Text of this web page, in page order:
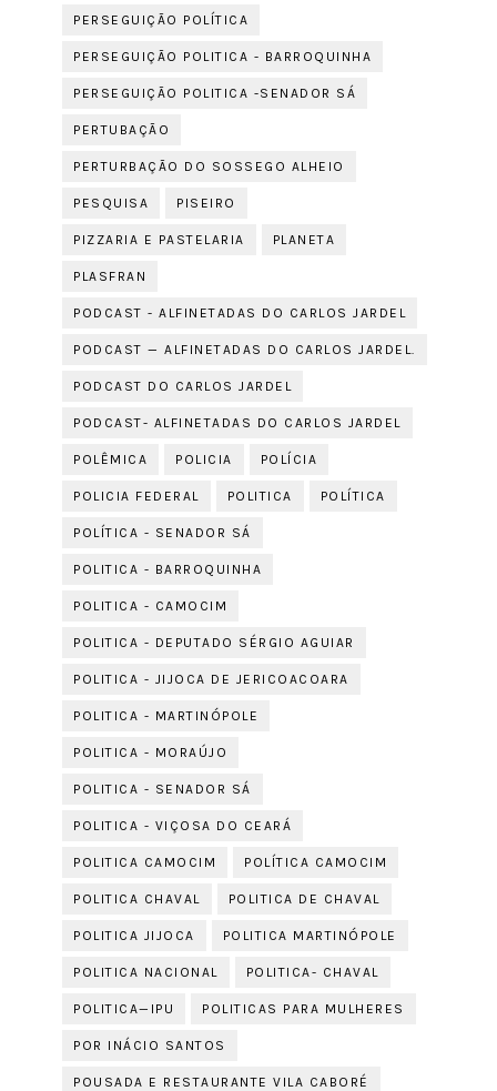
PERSEGUIÇÃO POLÍTICA
PERSEGUIÇÃO POLITICA - BARROQUINHA
PERSEGUIÇÃO POLITICA -SENADOR SÁ
PERTUBAÇÃO
PERTURBAÇÃO DO SOSSEGO ALHEIO
PESQUISA PISEIRO
PIZZARIA E PASTELARIA PLANETA
PLASFRAN
PODCAST - ALFINETADAS DO CARLOS JARDEL
PODCAST — ALFINETADAS DO CARLOS JARDEL.
PODCAST DO CARLOS JARDEL
PODCAST- ALFINETADAS DO CARLOS JARDEL
POLÊMICA POLICIA POLÍCIA
POLICIA FEDERAL POLITICA POLÍTICA
POLÍTICA - SENADOR SÁ
POLITICA - BARROQUINHA
POLITICA - CAMOCIM
POLITICA - DEPUTADO SÉRGIO AGUIAR
POLITICA - JIJOCA DE JERICOACOARA
POLITICA - MARTINÓPOLE
POLITICA - MORAÚJO
POLITICA - SENADOR SÁ
POLITICA - VIÇOSA DO CEARÁ
POLITICA CAMOCIM POLÍTICA CAMOCIM
POLITICA CHAVAL POLITICA DE CHAVAL
POLITICA JIJOCA POLITICA MARTINÓPOLE
POLITICA NACIONAL POLITICA- CHAVAL
POLITICA—IPU POLITICAS PARA MULHERES
POR INÁCIO SANTOS
POUSADA E RESTAURANTE VILA CABORÉ